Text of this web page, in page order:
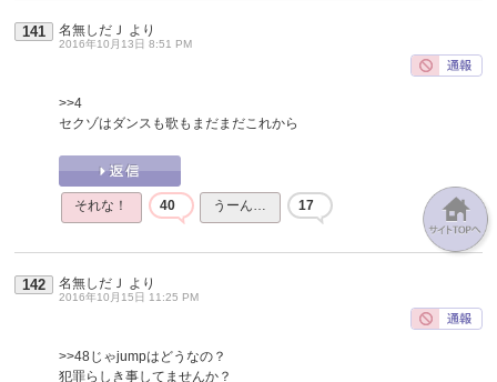
141 名無しだＪ より
2016年10月13日 8:51 PM
>>4
セクゾはダンスも歌もまだまだこれから
それな！ 40 うーん… 17
142 名無しだＪ より
2016年10月15日 11:25 PM
>>48じゃjumpはどうなの？
犯罪らしき事してませんか？